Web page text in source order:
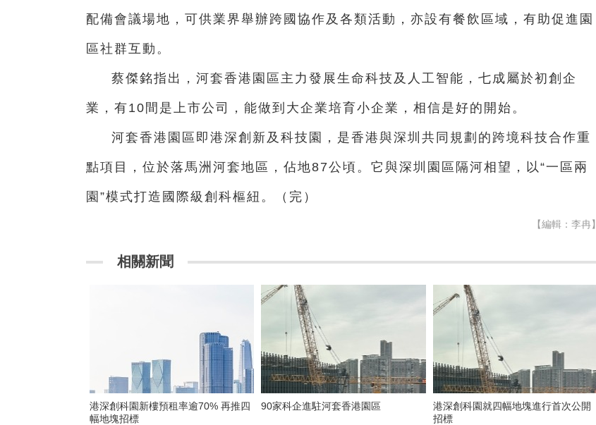
配備會議場地，可供業界舉辦跨國協作及各類活動，亦設有餐飲區域，有助促進園
區社群互動。
蔡傑銘指出，河套香港園區主力發展生命科技及人工智能，七成屬於初創企
業，有10間是上市公司，能做到大企業培育小企業，相信是好的開始。
河套香港園區即港深創新及科技園，是香港與深圳共同規劃的跨境科技合作重
點項目，位於落馬洲河套地區，佔地87公頃。它與深圳園區隔河相望，以“一區兩
園”模式打造國際級創科樞紐。（完）
【編輯：李冉】
相關新聞
港深創科園新樓預租率逾70% 再推四
幅地塊招標
90家科企進駐河套香港園區
港深創科園就四幅地塊進行首次公開
招標